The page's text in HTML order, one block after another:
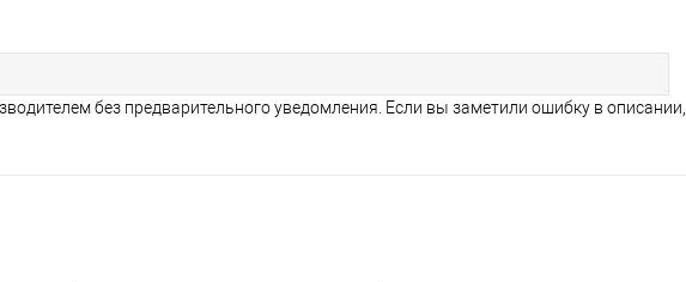
без предварительного уведомления. Если вы заметили ошибку в описании,